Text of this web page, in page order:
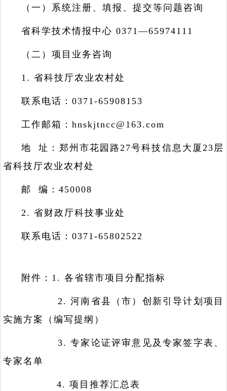
（一）系统注册、填报、提交等问题咨询
省科学技术情报中心 0371—65974111
（二）项目业务咨询
1. 省科技厅农业农村处
联系电话：0371-65908153
工作邮箱：hnskjtncc@163.com
地 址：郑州市花园路27号科技信息大厦23层
省科技厅农业农村处
邮 编：450008
2. 省财政厅科技事业处
联系电话：0371-65802522
附件：1. 各省辖市项目分配指标
2. 河南省县（市）创新引导计划项目
实施方案（编写提纲）
3. 专家论证评审意见及专家签字表、
专家名单
4. 项目推荐汇总表